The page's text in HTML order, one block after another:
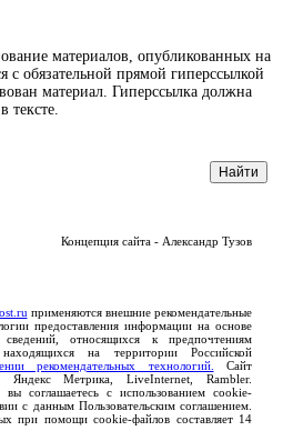
материалов, опубликованных на
с обязательной прямой гиперссылкой
материал. Гиперссылка должна
тексте.
Концепция сайта - Александр Тузов
применяются внешние рекомендательные
предоставления информации на основе
относящихся к предпочтениям
на территории Российской
рекомендательных технологий.
Сайт
Яндекс Метрика, LiveInternet, Rambler.
соглашаетесь с использованием cookie-
с данным Пользовательским соглашением.
при помощи cookie-файлов составляет 14